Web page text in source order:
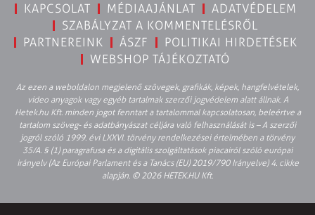
KAPCSOLAT MÉDIAAJÁNLAT
ADATVÉDELEM
SZABÁLYZAT A KOMMENTELÉSRŐL
PARTNEREINK
ÁSZF
POLITIKAI HIRDETÉSEK
WEBSHOP TÁJÉKOZTATÓ
Az ezen a weboldalon megjelenő szövegek, grafikák, képek, hangfelvételek,
video anyagok vagy egyéb tartalmak szerzői jogvédelem alatt állnak. A
Hetek.hu Kft. minden jogot fenntart a tartalommal kapcsolatosan, beleértve a
tartalom szöveg- és adatbányászat céljára való felhasználását is – A szerzői
jogról szóló 1999. évi LXXVI. törvény rendelkezései értelmében a törvény
35/A. § (1) paragrafusa és a digitális szolgáltatások piacairól szóló európai
irányelv (Az Európai Parlament és a Tanács (EU) 2019/790 Irányelve) 4. cikke
alapján. © 2026 HETEK.HU Kft.